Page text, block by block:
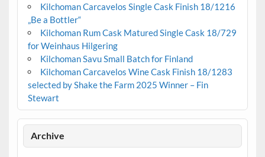
Kilchoman Carcavelos Single Cask Finish 18/1216
„Be a Bottler“
Kilchoman Rum Cask Matured Single Cask 18/729
for Weinhaus Hilgering
Kilchoman Savu Small Batch for Finland
Kilchoman Carcavelos Wine Cask Finish 18/1283
selected by Shake the Farm 2025 Winner – Fin
Stewart
Archive